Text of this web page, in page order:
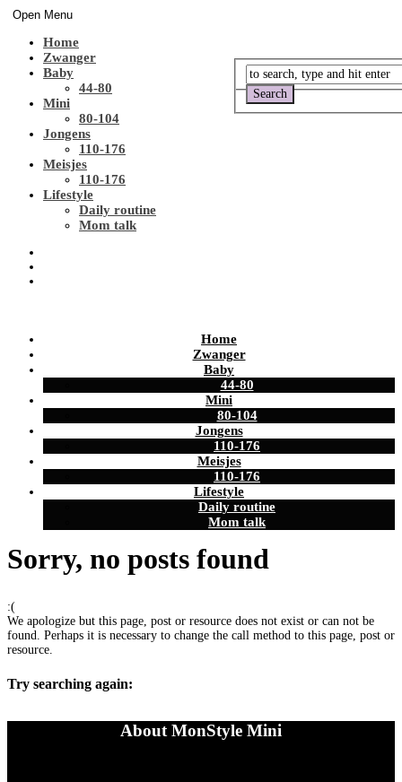
Open Menu
Home
Zwanger
Baby
44-80
Mini
80-104
Jongens
110-176
Meisjes
110-176
Lifestyle
Daily routine
Mom talk
Home
Zwanger
Baby
44-80
Mini
80-104
Jongens
110-176
Meisjes
110-176
Lifestyle
Daily routine
Mom talk
Sorry, no posts found
:(
We apologize but this page, post or resource does not exist or can not be
found. Perhaps it is necessary to change the call method to this page, post or
resource.
Try searching again:
About MonStyle Mini